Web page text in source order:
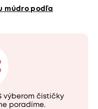
múdro podľa
výberom čističky
poradíme.